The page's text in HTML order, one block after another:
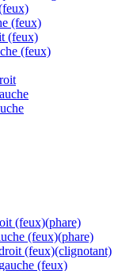
(feux)
(feux)
(feux)
(feux)(phare)
(feux)(phare)
(feux)(clignotant)
(feux)